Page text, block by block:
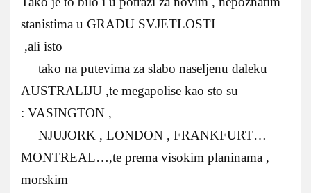
stanistima u GRADU SVJETLOSTI
,ali isto
tako na putevima za slabo naseljenu daleku
AUSTRALIJU ,te megapolise kao sto su
: VASINGTON ,
NJUJORK , LONDON , FRANKFURT…
MONTREAL…,te prema visokim planinama ,
morskim